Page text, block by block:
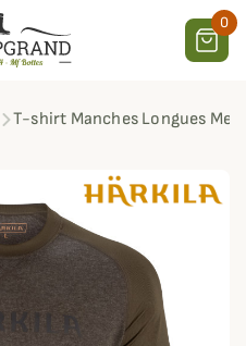
0
T-shirt Manches Longues